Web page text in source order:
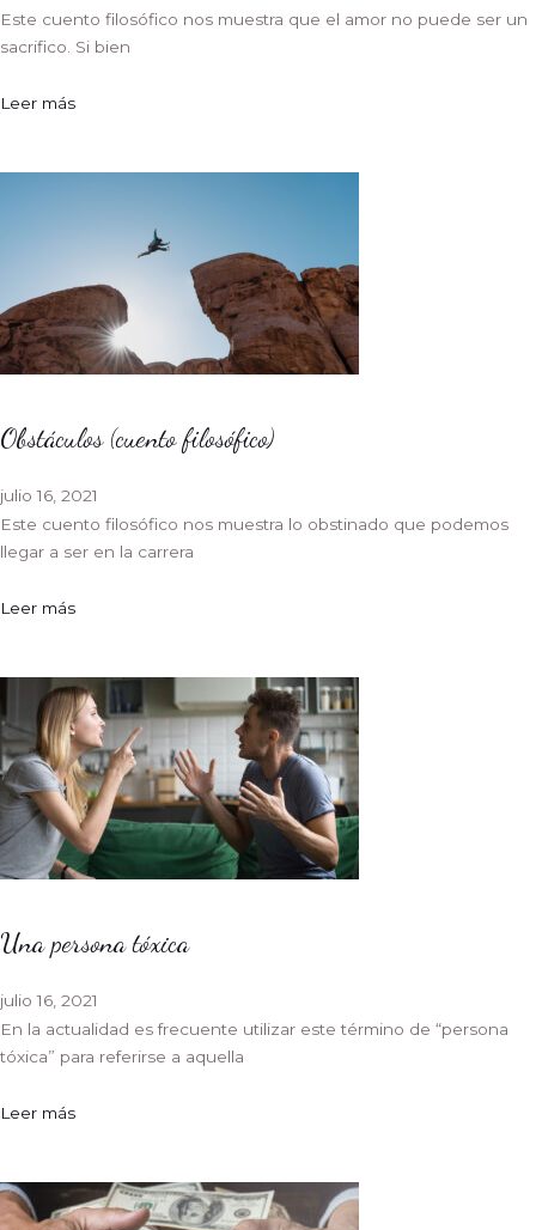
Este cuento filosófico nos muestra que el amor no puede ser un
sacrifico. Si bien
Leer más
Obstáculos (cuento filosófico)
julio 16, 2021
Este cuento filosófico nos muestra lo obstinado que podemos
llegar a ser en la carrera
Leer más
Una persona tóxica
julio 16, 2021
En la actualidad es frecuente utilizar este término de “persona
tóxica” para referirse a aquella
Leer más